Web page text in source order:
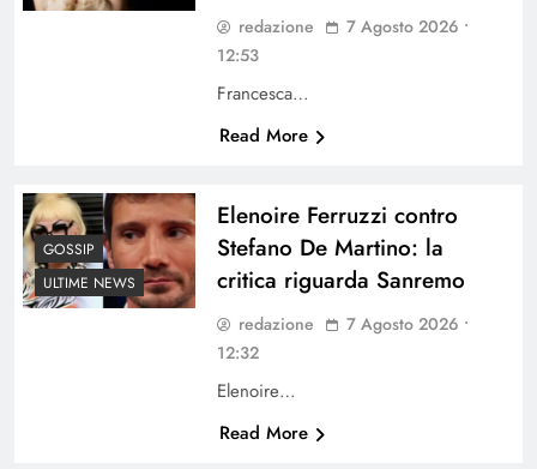
redazione
7 Agosto 2026 •
12:53
Francesca…
Read More
GOSSIP
ULTIME NEWS
Elenoire Ferruzzi contro
Stefano De Martino: la
critica riguarda Sanremo
redazione
7 Agosto 2026 •
12:32
Elenoire…
Read More